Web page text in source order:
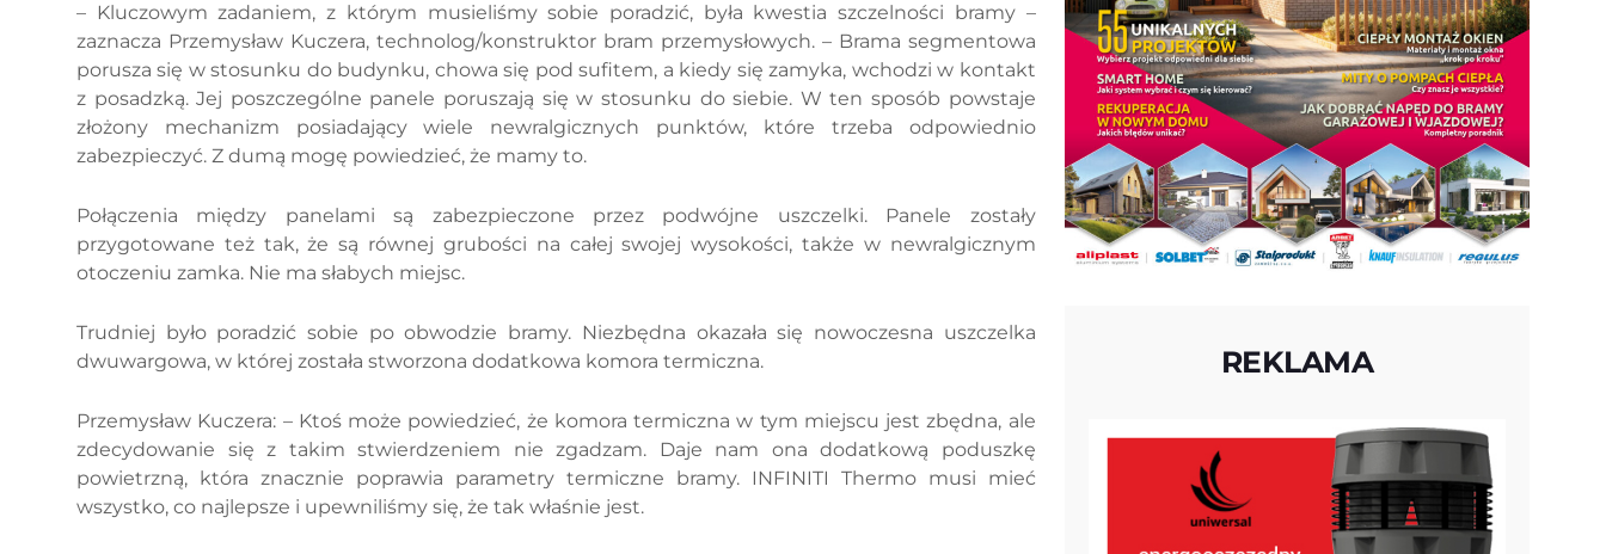
– Kluczowym zadaniem, z którym musieliśmy sobie poradzić, była kwestia szczelności bramy –
zaznacza Przemysław Kuczera, technolog/konstruktor bram przemysłowych. – Brama segmentowa
porusza się w stosunku do budynku, chowa się pod sufitem, a kiedy się zamyka, wchodzi w kontakt
z posadzką. Jej poszczególne panele poruszają się w stosunku do siebie. W ten sposób powstaje
złożony mechanizm posiadający wiele newralgicznych punktów, które trzeba odpowiednio
zabezpieczyć. Z dumą mogę powiedzieć, że mamy to.
Połączenia między panelami są zabezpieczone przez podwójne uszczelki. Panele zostały
przygotowane też tak, że są równej grubości na całej swojej wysokości, także w newralgicznym
otoczeniu zamka. Nie ma słabych miejsc.
Trudniej było poradzić sobie po obwodzie bramy. Niezbędna okazała się nowoczesna uszczelka
dwuwargowa, w której została stworzona dodatkowa komora termiczna.
Przemysław Kuczera: – Ktoś może powiedzieć, że komora termiczna w tym miejscu jest zbędna, ale
zdecydowanie się z takim stwierdzeniem nie zgadzam. Daje nam ona dodatkową poduszkę
powietrzną, która znacznie poprawia parametry termiczne bramy. INFINITI Thermo musi mieć
wszystko, co najlepsze i upewniliśmy się, że tak właśnie jest.
REKLAMA